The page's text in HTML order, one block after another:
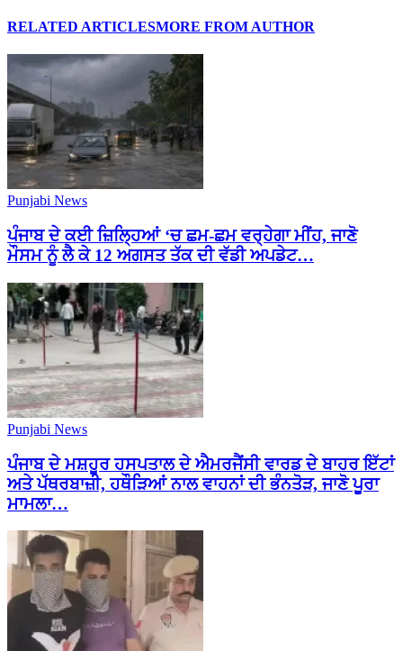
RELATED ARTICLESMORE FROM AUTHOR
Punjabi News
ਪੰਜਾਬ ਦੇ ਕਈ ਜ਼ਿਲ੍ਹਿਆਂ ‘ਚ ਛਮ-ਛਮ ਵਰ੍ਹੇਗਾ ਮੀਂਹ, ਜਾਣੋ
ਮੌਸਮ ਨੂੰ ਲੈ ਕੇ 12 ਅਗਸਤ ਤੱਕ ਦੀ ਵੱਡੀ ਅਪਡੇਟ…
Punjabi News
ਪੰਜਾਬ ਦੇ ਮਸ਼ਹੂਰ ਹਸਪਤਾਲ ਦੇ ਐਮਰਜੈਂਸੀ ਵਾਰਡ ਦੇ ਬਾਹਰ ਇੱਟਾਂ
ਅਤੇ ਪੱਥਰਬਾਜ਼ੀ, ਹਥੌੜਿਆਂ ਨਾਲ ਵਾਹਨਾਂ ਦੀ ਭੰਨਤੋੜ, ਜਾਣੋ ਪੂਰਾ
ਮਾਮਲਾ…